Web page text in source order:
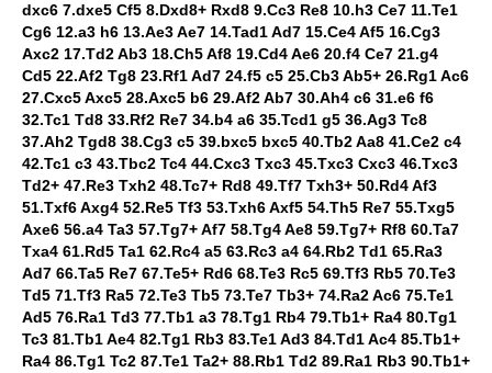
dxc6 7.dxe5 Cf5 8.Dxd8+ Rxd8 9.Cc3 Re8 10.h3 Ce7 11.Te1
Cg6 12.a3 h6 13.Ae3 Ae7 14.Tad1 Ad7 15.Ce4 Af5 16.Cg3
Axc2 17.Td2 Ab3 18.Ch5 Af8 19.Cd4 Ae6 20.f4 Ce7 21.g4
Cd5 22.Af2 Tg8 23.Rf1 Ad7 24.f5 c5 25.Cb3 Ab5+ 26.Rg1 Ac6
27.Cxc5 Axc5 28.Axc5 b6 29.Af2 Ab7 30.Ah4 c6 31.e6 f6
32.Tc1 Td8 33.Rf2 Re7 34.b4 a6 35.Tcd1 g5 36.Ag3 Tc8
37.Ah2 Tgd8 38.Cg3 c5 39.bxc5 bxc5 40.Tb2 Aa8 41.Ce2 c4
42.Tc1 c3 43.Tbc2 Tc4 44.Cxc3 Txc3 45.Txc3 Cxc3 46.Txc3
Td2+ 47.Re3 Txh2 48.Tc7+ Rd8 49.Tf7 Txh3+ 50.Rd4 Af3
51.Txf6 Axg4 52.Re5 Tf3 53.Txh6 Axf5 54.Th5 Re7 55.Txg5
Axe6 56.a4 Ta3 57.Tg7+ Af7 58.Tg4 Ae8 59.Tg7+ Rf8 60.Ta7
Txa4 61.Rd5 Ta1 62.Rc4 a5 63.Rc3 a4 64.Rb2 Td1 65.Ra3
Ad7 66.Ta5 Re7 67.Te5+ Rd6 68.Te3 Rc5 69.Tf3 Rb5 70.Te3
Td5 71.Tf3 Ra5 72.Te3 Tb5 73.Te7 Tb3+ 74.Ra2 Ac6 75.Te1
Ad5 76.Ra1 Td3 77.Tb1 a3 78.Tg1 Rb4 79.Tb1+ Ra4 80.Tg1
Tc3 81.Tb1 Ae4 82.Tg1 Rb3 83.Te1 Ad3 84.Td1 Ac4 85.Tb1+
Ra4 86.Tg1 Tc2 87.Te1 Ta2+ 88.Rb1 Td2 89.Ra1 Rb3 90.Tb1+